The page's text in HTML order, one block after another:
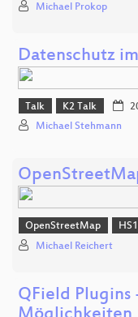
Michael Prokop
Datenschutz
Talk K2 Talk
Michael Stehmann
OpenStreetMap
Michael Reichert
QField Plugins